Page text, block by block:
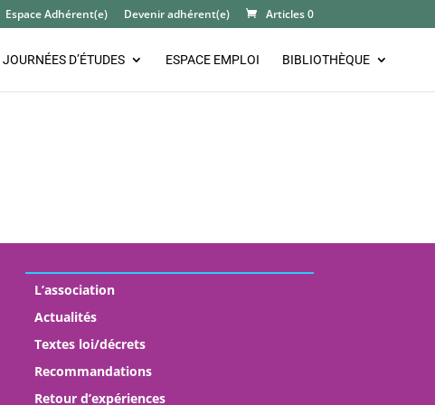
Espace Adhérent(e) Devenir adhérent(e) Articles 0
JOURNÉES D’ÉTUDES ESPACE EMPLOI BIBLIOTHÈQUE
L’association
Actualités
Textes loi/décrets
Recommandations
Retour d’expériences